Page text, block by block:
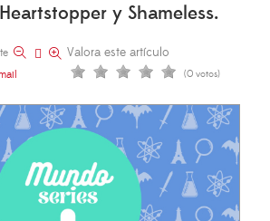
y Shameless.
Valora este artículo
(0 votos)